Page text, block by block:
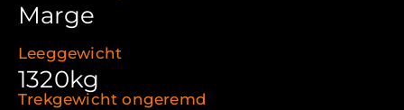
Marge
Leeggewicht
1320kg
Trekgewicht ongeremd